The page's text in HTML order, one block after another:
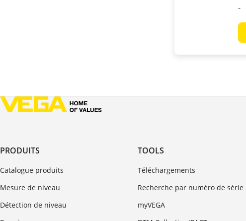
-
PRODUITS
Catalogue produits
Mesure de niveau
Détection de niveau
TOOLS
Téléchargements
Recherche par numéro de série
myVEGA